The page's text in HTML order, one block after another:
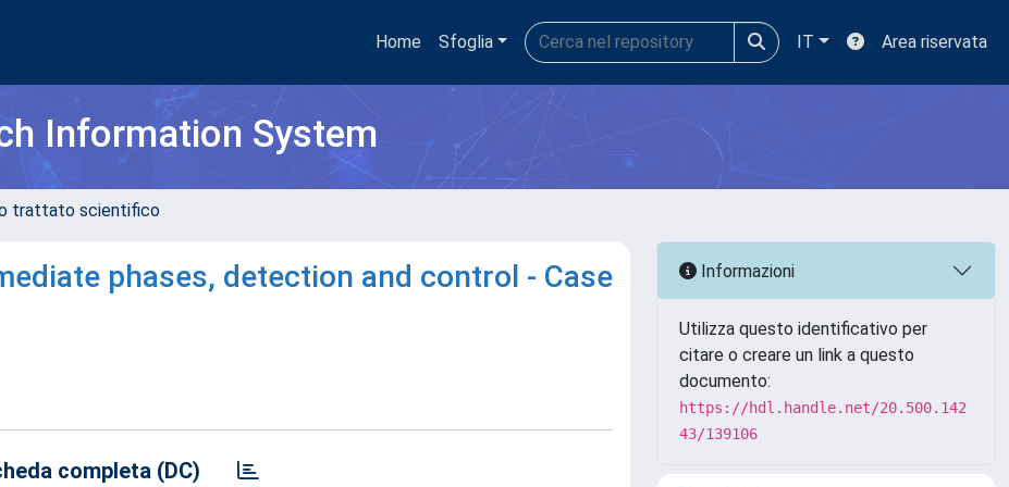
Home Sfoglia IT Area riservata
Information System
trattato scientifico
phases, detection and control - Case
completa (DC)
Informazioni
Utilizza questo identificativo per
citare o creare un link a questo
documento:
https://hdl.handle.net/20.500.142
43/139106